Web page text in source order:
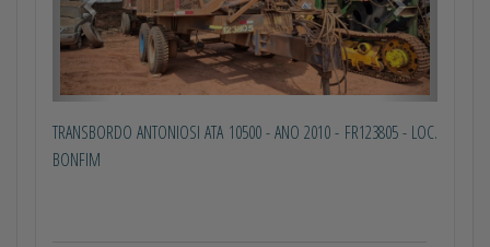
TRANSBORDO ANTONIOSI ATA 10500 - ANO 2010 - FR123805 - LOC.
BONFIM